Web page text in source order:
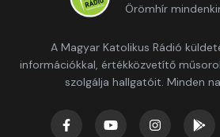
Örömhír
A Magyar Katolikus Rádió
információkkal, értékközvetítő
szolgálja hallgatóit. Minden